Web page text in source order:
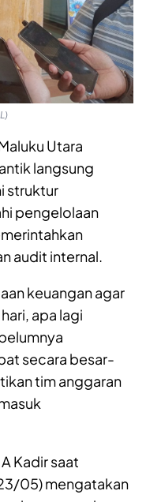
Utara
langsung
struktur
pengelolaan
audit internal.
keuangan agar
apa lagi
secara besar-
tim anggaran
Kadir saat
05) mengatakan